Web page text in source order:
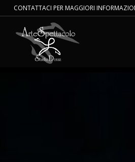
CONTATTACI PER MAGGIORI